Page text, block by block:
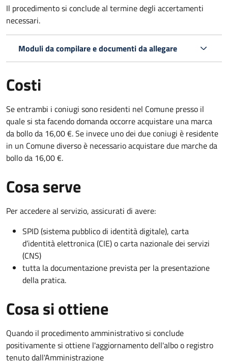
Il procedimento si conclude al termine degli accertamenti
necessari.
Moduli da compilare e documenti da allegare
Costi
Se entrambi i coniugi sono residenti nel Comune presso il
quale si sta facendo domanda occorre acquistare una marca
da bollo da 16,00 €. Se invece uno dei due coniugi è residente
in un Comune diverso è necessario acquistare due marche da
bollo da 16,00 €.
Cosa serve
Per accedere al servizio, assicurati di avere:
SPID (sistema pubblico di identità digitale), carta
d’identità elettronica (CIE) o carta nazionale dei servizi
(CNS)
tutta la documentazione prevista per la presentazione
della pratica.
Cosa si ottiene
Quando il procedimento amministrativo si conclude
positivamente si ottiene l'aggiornamento dell'albo o registro
tenuto dall'Amministrazione